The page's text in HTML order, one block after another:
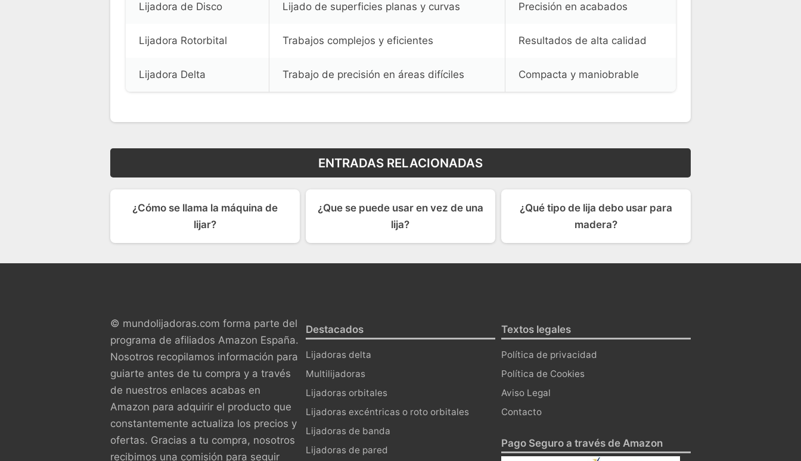
Lijadora de Disco Lijado de superficies planas y curvas Precisión en acabados
Lijadora Rotorbital Trabajos complejos y eficientes Resultados de alta calidad
Lijadora Delta Trabajo de precisión en áreas difíciles Compacta y maniobrable
ENTRADAS RELACIONADAS
¿Cómo se llama la máquina de
lijar?
¿Que se puede usar en vez de una
lija?
¿Qué tipo de lija debo usar para
madera?
© mundolijadoras.com forma parte del
programa de afiliados Amazon España.
Nosotros recopilamos información para
guiarte antes de tu compra y a través
de nuestros enlaces acabas en
Amazon para adquirir el producto que
constantemente actualiza los precios y
ofertas. Gracias a tu compra, nosotros
recibimos una comisión para seguir
Destacados
Lijadoras delta
Multilijadoras
Lijadoras orbitales
Lijadoras excéntricas o roto orbitales
Lijadoras de banda
Lijadoras de pared
Textos legales
Política de privacidad
Política de Cookies
Aviso Legal
Contacto
Pago Seguro a través de Amazon